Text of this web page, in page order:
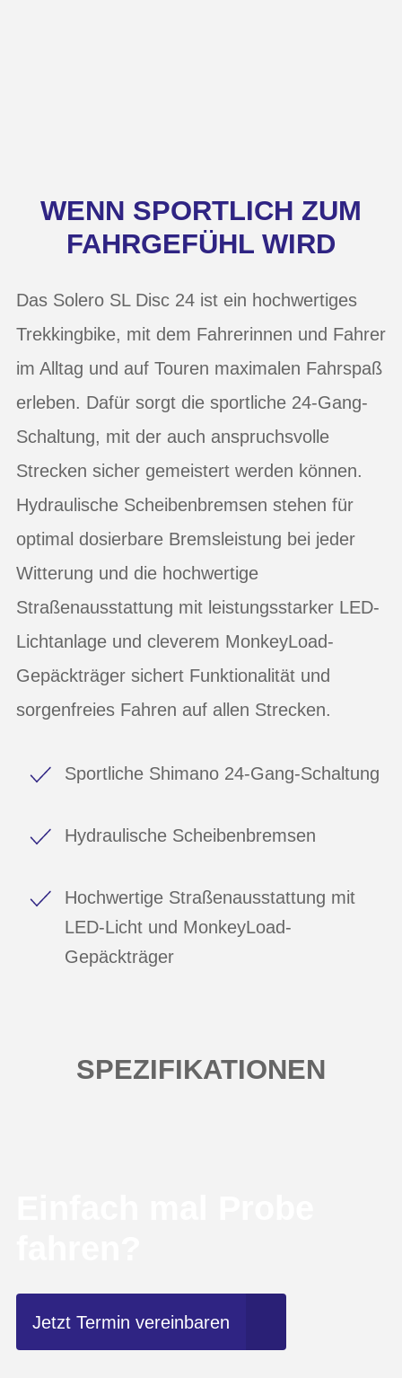
WENN SPORTLICH ZUM
FAHRGEFÜHL WIRD
Das Solero SL Disc 24 ist ein hochwertiges
Trekkingbike, mit dem Fahrerinnen und Fahrer
im Alltag und auf Touren maximalen Fahrspaß
erleben. Dafür sorgt die sportliche 24-Gang-
Schaltung, mit der auch anspruchsvolle
Strecken sicher gemeistert werden können.
Hydraulische Scheibenbremsen stehen für
optimal dosierbare Bremsleistung bei jeder
Witterung und die hochwertige
Straßenausstattung mit leistungsstarker LED-
Lichtanlage und cleverem MonkeyLoad-
Gepäckträger sichert Funktionalität und
sorgenfreies Fahren auf allen Strecken.
Sportliche Shimano 24-Gang-Schaltung
Hydraulische Scheibenbremsen
Hochwertige Straßenausstattung mit
LED-Licht und MonkeyLoad-
Gepäckträger
SPEZIFIKATIONEN
Jetzt Termin vereinbaren